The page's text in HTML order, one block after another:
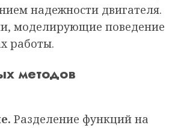
надежности двигателя.
моделирующие поведение
работы.
методов
Разделение функций на